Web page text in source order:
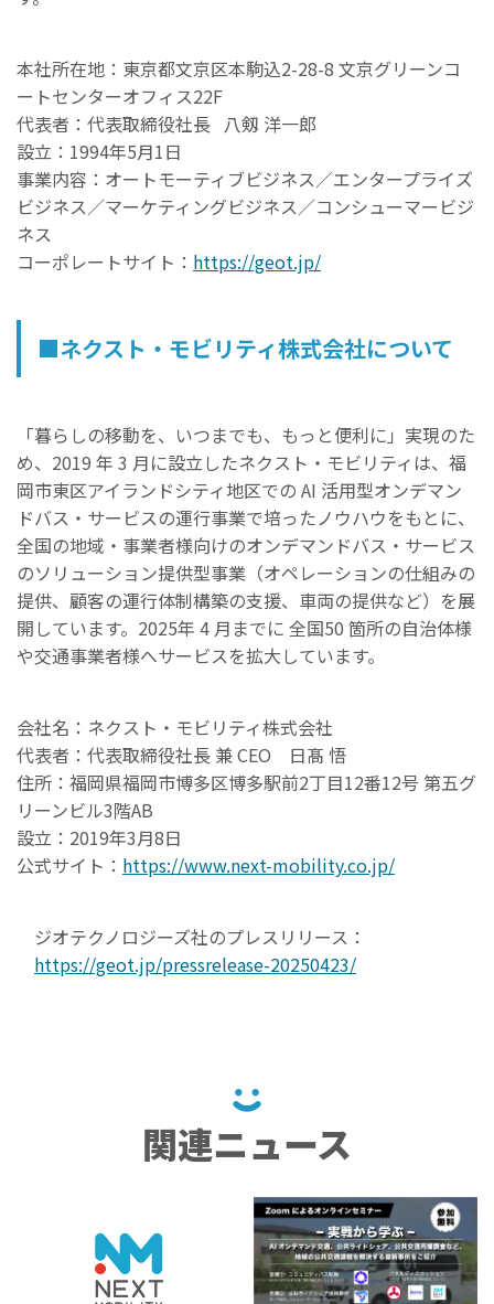
本社所在地：東京都文京区本駒込2-28-8 文京グリーンコ
ートセンターオフィス22F
代表者：代表取締役社長 八剱 洋一郎
設立：1994年5月1日
事業内容：オートモーティブビジネス／エンタープライズ
ビジネス／マーケティングビジネス／コンシューマービジ
ネス
コーポレートサイト： https://geot.jp/
■ネクスト・モビリティ株式会社について
「暮らしの移動を、いつまでも、もっと便利に」実現のた
め、2019 年 3 月に設立したネクスト・モビリティは、福
岡市東区アイランドシティ地区での AI 活用型オンデマン
ドバス・サービスの運行事業で培ったノウハウをもとに、
全国の地域・事業者様向けのオンデマンドバス・サービス
のソリューション提供型事業（オペレーションの仕組みの
提供、顧客の運行体制構築の支援、車両の提供など）を展
開しています。2025年 4 月までに 全国50 箇所の自治体様
や交通事業者様へサービスを拡大しています。
会社名：ネクスト・モビリティ株式会社
代表者：代表取締役社長 兼 CEO 日髙 悟
住所：福岡県福岡市博多区博多駅前2丁目12番12号 第五グ
リーンビル3階AB
設立：2019年3月8日
公式サイト： https://www.next-mobility.co.jp/
ジオテクノロジーズ社のプレスリリース：
https://geot.jp/pressrelease-20250423/
関連ニュース